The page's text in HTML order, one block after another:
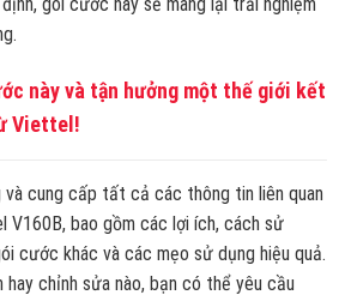
này và tận hưởng một thế giới kết
Viettel!
và cung cấp tất cả các thông tin liên quan
V160B, bao gồm các lợi ích, cách sử
cước khác và các mẹo sử dụng hiệu quả.
chỉnh sửa nào, bạn có thể yêu cầu